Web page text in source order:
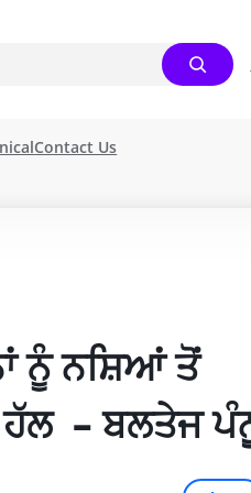
Contact Us
ਨੂੰ ਨਸ਼ਿਆਂ ਤੋਂ
– ਬਲਤੇਜ